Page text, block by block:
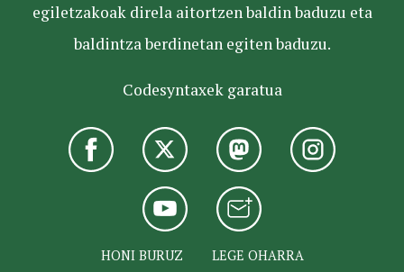
egiletzakoak direla aitortzen baldin baduzu eta
baldintza berdinetan egiten baduzu.
Codesyntaxek garatua
HONI BURUZ
LEGE OHARRA